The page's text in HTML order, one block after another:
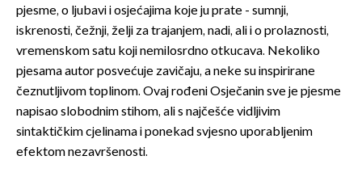
pjesme, o ljubavi i osjećajima koje ju prate - sumnji,
iskrenosti, čežnji, želji za trajanjem, nadi, ali i o prolaznosti,
vremenskom satu koji nemilosrdno otkucava. Nekoliko
pjesama autor posvećuje zavičaju, a neke su inspirirane
čeznutljivom toplinom. Ovaj rođeni Osječanin sve je pjesme
napisao slobodnim stihom, ali s najčešće vidljivim
sintaktičkim cjelinama i ponekad svjesno uporabljenim
efektom nezavršenosti.